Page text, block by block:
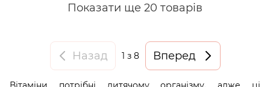
Показати ще 20 товарів
Назад 1 з 8 Вперед